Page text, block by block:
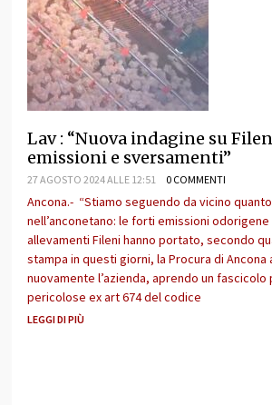
Lav : “Nuova indagine su
emissioni e sversamenti”
27 AGOSTO 2024 ALLE 12:51 0 COMMENTI
Ancona.- “Stiamo seguendo da vicino
nell’anconetano: le forti emissioni
allevamenti Fileni hanno portato, secondo
stampa in questi giorni, la Procura di Ancona
nuovamente l’azienda, aprendo un
pericolose ex art 674 del codice
LEGGI DI PIÙ